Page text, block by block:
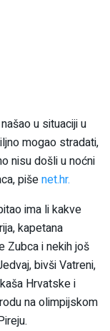
u situaciji u
mogao stradati,
nisu došli u noćni
pišenet.hr.
ima li kakve
kapetana
Zubca i nekih još
bivši Vatreni,
Hrvatske i
na olimpijskom